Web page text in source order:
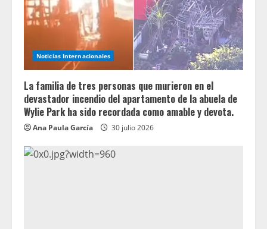
Noticias Internacionales
La familia de tres personas que murieron en el
devastador incendio del apartamento de la abuela de
Wylie Park ha sido recordada como amable y devota.
Ana Paula García 30 julio 2026